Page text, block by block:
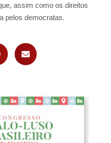
assim como os direitos
pelos democratas.